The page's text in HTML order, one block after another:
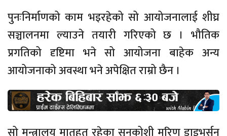
पुनःनिर्माणको काम भइरहेको सो आयोजनालाई शीघ्र
सञ्चालनमा ल्याउने तयारी गरिएको छ । भौतिक
प्रगतिको दृष्टिमा भने सो आयोजना बाहेक अन्य
आयोजनाको अवस्था भने अपेक्षित राम्रो छैन ।